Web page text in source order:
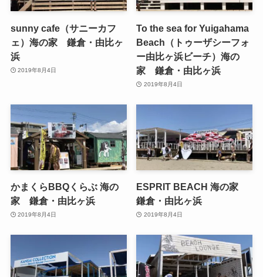
sunny cafe（サニーカフ
ェ）海の家 鎌倉・由比ヶ
浜
2019年8月4日
To the sea for Yuigahama
Beach（トゥーザシーフォ
ー由比ヶ浜ビーチ）海の
家 鎌倉・由比ヶ浜
2019年8月4日
かまくらBBQくらぶ 海の
家 鎌倉・由比ヶ浜
2019年8月4日
ESPRIT BEACH 海の家
鎌倉・由比ヶ浜
2019年8月4日